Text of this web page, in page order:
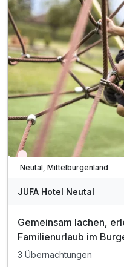
inkl. Streichelzoo &
inkl. freier Eintritt ins
inkl. Burgenland Card mit
Ermäßigungen und
* Eintritt in den Reptilien
* Eintritt in den
* gratis Führung auf der
Nur noch Restplätze
Neutal, Mittelburgenland
JUFA Hotel Neutal
Gemeinsam lachen,
Familienurlaub im
3 Übernachtungen